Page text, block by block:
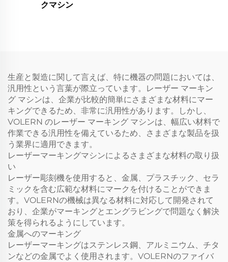
クマシン
生産と製造に関して言えば、特に機器の問題においては、
汎用性という言葉が際立っています。レーザー マーキン
グ マシンは、企業が比較的簡単にさまざまな材料にマー
キングできるため、非常に汎用性があります。しかし、
VOLERN のレーザー マーキング マシンは、幅広い材料で
作業できる汎用性を備えているため、さまざまな製品を扱
う業界に適用できます。
レーザーマーキングマシンによるさまざまな材料の取り扱
い
レーザー彫刻機を使用すると、金属、プラスチック、セラ
ミックを含む広範な材料にマークを付けることができま
す。VOLERNの機械は異なる材料に対応して開発されて
おり、企業がマーキングとエングラビングで問題なく解決
策を得られるようにしています。
金属へのマーキング
レーザーマーキングはステンレス鋼、アルミニウム、チタ
ンなどの金属でよく使用されます。VOLERNのファイバ